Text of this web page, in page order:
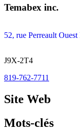
Temabex inc.
52, rue Perreault
J9X-2T4
819-762-7711
Site Web
Mots-clés